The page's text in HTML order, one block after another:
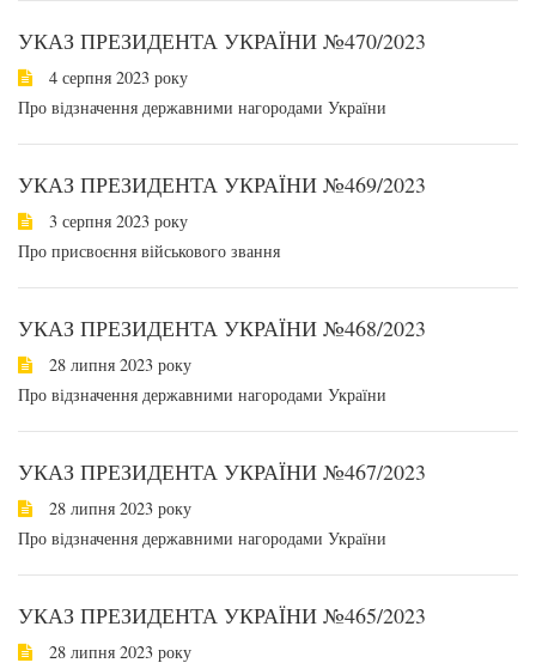
УКАЗ ПРЕЗИДЕНТА УКРАЇНИ №470/2023
4 серпня 2023 року
Про відзначення державними нагородами України
УКАЗ ПРЕЗИДЕНТА УКРАЇНИ №469/2023
3 серпня 2023 року
Про присвоєння військового звання
УКАЗ ПРЕЗИДЕНТА УКРАЇНИ №468/2023
28 липня 2023 року
Про відзначення державними нагородами України
УКАЗ ПРЕЗИДЕНТА УКРАЇНИ №467/2023
28 липня 2023 року
Про відзначення державними нагородами України
УКАЗ ПРЕЗИДЕНТА УКРАЇНИ №465/2023
28 липня 2023 року